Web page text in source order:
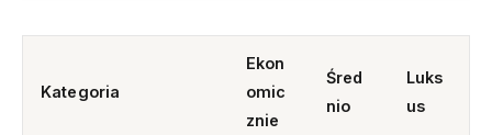
Kategoria
Ekon
omic
znie
Śred
nio
Luks
us